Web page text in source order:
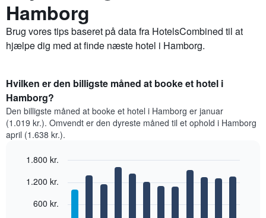
Hamborg
Brug vores tips baseret på data fra HotelsCombined til at
hjælpe dig med at finde næste hotel i Hamborg.
Hvilken er den billigste måned at booke et hotel i
Hamborg?
Den billigste måned at booke et hotel i Hamborg er januar
(1.019 kr.). Omvendt er den dyreste måned til et ophold i Hamborg
april (1.638 kr.).
chart
graphic.
600 kr.
1.200 kr.
1.800 kr.